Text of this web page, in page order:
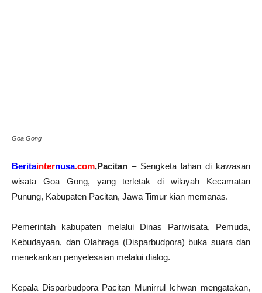
Goa Gong
Beritainternusa.com,Pacitan – Sengketa lahan di kawasan
wisata Goa Gong, yang terletak di wilayah Kecamatan
Punung, Kabupaten Pacitan, Jawa Timur kian memanas.
Pemerintah kabupaten melalui Dinas Pariwisata, Pemuda,
Kebudayaan, dan Olahraga (Disparbudpora) buka suara dan
menekankan penyelesaian melalui dialog.
Kepala Disparbudpora Pacitan Munirrul Ichwan mengatakan,